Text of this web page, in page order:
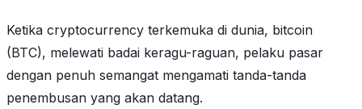
Ketika cryptocurrency terkemuka di dunia, bitcoin
(BTC), melewati badai keragu-raguan, pelaku pasar
dengan penuh semangat mengamati tanda-tanda
penembusan yang akan datang.